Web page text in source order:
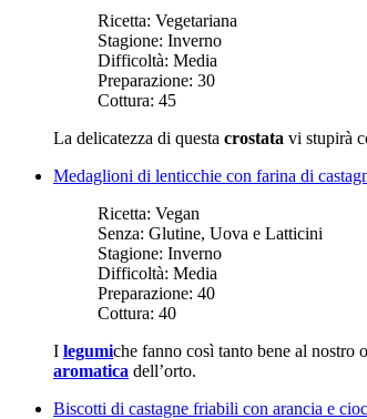
Ricetta: Vegetariana
Stagione: Inverno
Difficoltà: Media
Preparazione: 30
Cottura: 45
La delicatezza di questa crostata vi stupirà
Medaglioni di lenticchie con farina di
Ricetta: Vegan
Senza: Glutine, Uova e Latticini
Stagione: Inverno
Difficoltà: Media
Preparazione: 40
Cottura: 40
I legumiche fanno così tanto bene al nostro
aromatica dell’orto.
Biscotti di castagne friabili con arancia e